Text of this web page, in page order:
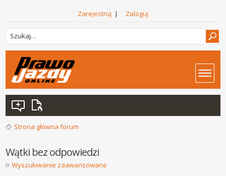
Zarejestruj | Zaloguj
Strona główna forum
Wątki bez odpowiedzi
Wyszukiwanie zaawansowane